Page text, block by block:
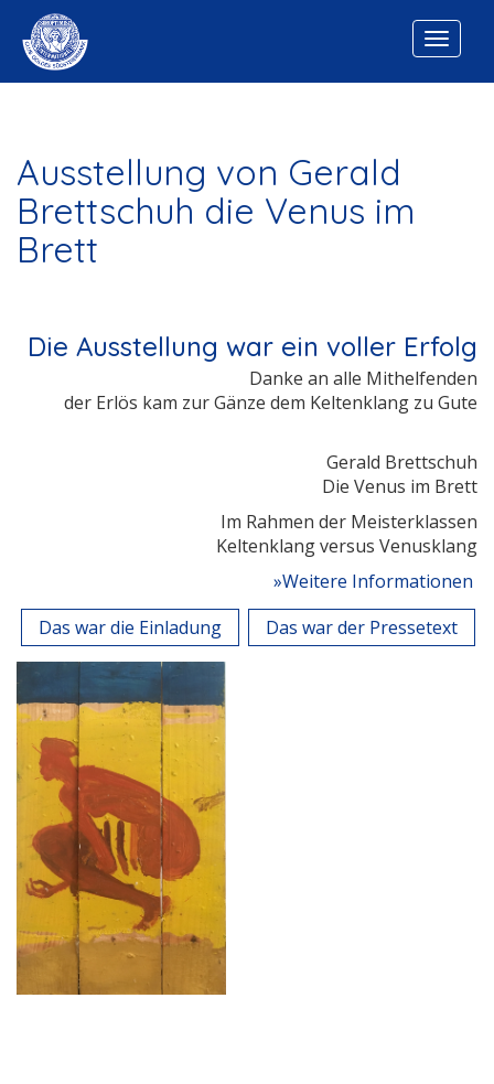
Home› Vergangenes › 2018
Ausstellung von Gerald
Brettschuh die Venus im
Brett
Die Ausstellung war ein voller Erfolg
Danke an alle Mithelfenden
der Erlös kam zur Gänze dem Keltenklang zu Gute
Gerald Brettschuh
Die Venus im Brett
Im Rahmen der Meisterklassen
Keltenklang versus Venusklang
»Weitere Informationen
Das war die Einladung
Das war der Pressetext